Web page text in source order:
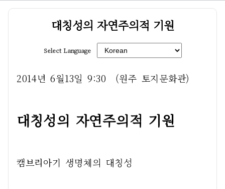
대칭성의 자연주의적 기원
Select Language
2014년 6월13일 9:30  (원주 토지문화관)
대칭성의 자연주의적 기원
캠브리아기 생명체의 대칭성